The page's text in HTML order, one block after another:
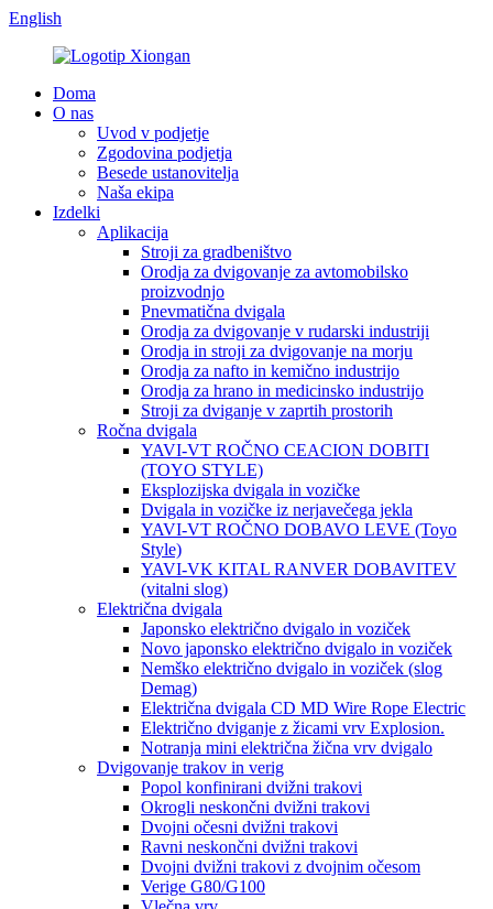
English
Doma
O nas
Uvod v podjetje
Zgodovina podjetja
Besede ustanovitelja
Naša ekipa
Izdelki
Aplikacija
Stroji za gradbeništvo
Orodja za dvigovanje za avtomobilsko
proizvodnjo
Pnevmatična dvigala
Orodja za dvigovanje v rudarski industriji
Orodja in stroji za dvigovanje na morju
Orodja za nafto in kemično industrijo
Orodja za hrano in medicinsko industrijo
Stroji za dviganje v zaprtih prostorih
Ročna dvigala
YAVI-VT ROČNO CEACION DOBITI
(TOYO STYLE)
Eksplozijska dvigala in vozičke
Dvigala in vozičke iz nerjavečega jekla
YAVI-VT ROČNO DOBAVO LEVE (Toyo
Style)
YAVI-VK KITAL RANVER DOBAVITEV
(vitalni slog)
Električna dvigala
Japonsko električno dvigalo in voziček
Novo japonsko električno dvigalo in voziček
Nemško električno dvigalo in voziček (slog
Demag)
Električna dvigala CD MD Wire Rope Electric
Električno dviganje z žicami vrv Explosion.
Notranja mini električna žična vrv dvigalo
Dvigovanje trakov in verig
Popol konfinirani dvižni trakovi
Okrogli neskončni dvižni trakovi
Dvojni očesni dvižni trakovi
Ravni neskončni dvižni trakovi
Dvojni dvižni trakovi z dvojnim očesom
Verige G80/G100